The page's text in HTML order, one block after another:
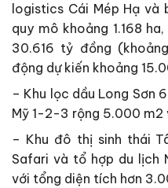
logistics Cái Mép Hạ và
quy mô khoảng 1.168
30.616 tỷ đồng
động dự kiến khoảng
– Khu lọc dầu Long Sơn
Mỹ 1-2-3 rộng 5.000 m2
– Khu đô thị sinh thái
Safari và tổ hợp du lịch
với tổng diện tích hơn